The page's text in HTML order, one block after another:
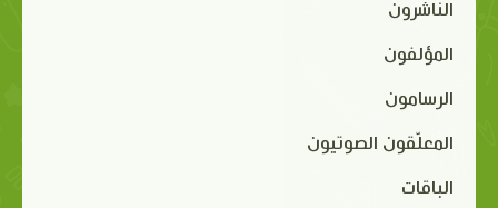
الناشرون
المؤلفون
الرسامون
المعلّقون الصوتيون
الباقات